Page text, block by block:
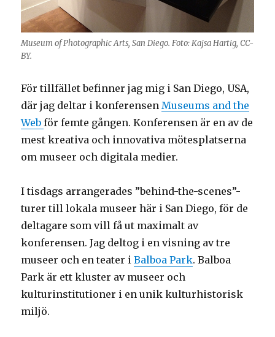
Museum of Photographic Arts, San Diego. Foto: Kajsa Hartig, CC-
BY.
För tillfället befinner jag mig i San Diego, USA,
där jag deltar i konferensen Museums and the
Webför femte gången. Konferensen är en av de
mest kreativa och innovativa mötesplatserna
om museer och digitala medier.
I tisdags arrangerades ”behind-the-scenes”-
turer till lokala museer här i San Diego, för de
deltagare som vill få ut maximalt av
konferensen. Jag deltog i en visning av tre
museer och en teater iBalboa Park. Balboa
Park är ett kluster av museer och
kulturinstitutioner i en unik kulturhistorisk
miljö.